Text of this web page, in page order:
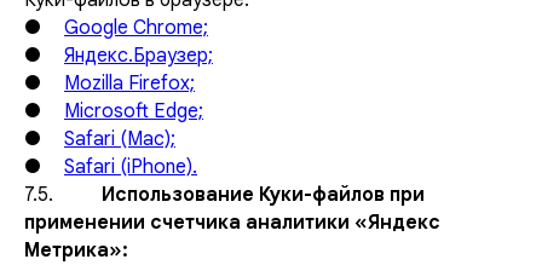
● Google Chrome;
● Яндекс.Браузер;
● Mozilla Firefox;
● Microsoft Edge;
● Safari (Mac);
● Safari (iPhone).
7.5. Использование Куки-файлов при
применении счетчика аналитики «Яндекс
Метрика»: